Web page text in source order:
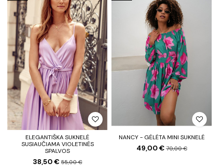
ELEGANTIŠKA SUKNELĖ
SUSIAUČIAMA VIOLETINĖS
SPALVOS
38,50 € 55,00 €
NANCY - GĖLĖTA MINI SUKNELĖ
49,00 €70,00 €